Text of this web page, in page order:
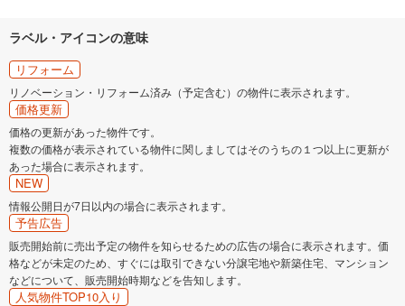
ラベル・アイコンの意味
リフォーム
リノベーション・リフォーム済み（予定含む）の物件に表示されます。
価格更新
価格の更新があった物件です。
複数の価格が表示されている物件に関しましてはそのうちの１つ以上に更新が
あった場合に表示されます。
NEW
情報公開日が7日以内の場合に表示されます。
予告広告
販売開始前に売出予定の物件を知らせるための広告の場合に表示されます。価
格などが未定のため、すぐには取引できない分譲宅地や新築住宅、マンション
などについて、販売開始時期などを告知します。
人気物件TOP10入り